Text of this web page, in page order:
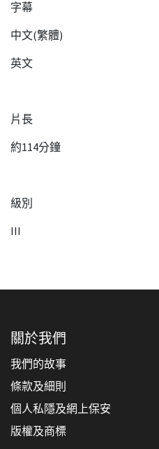
字幕
中文(繁體)
英文
片長
約114分鐘
級別
III
關於我們
我們的故事
條款及細則
個人私隱及網上保安
版權及商標